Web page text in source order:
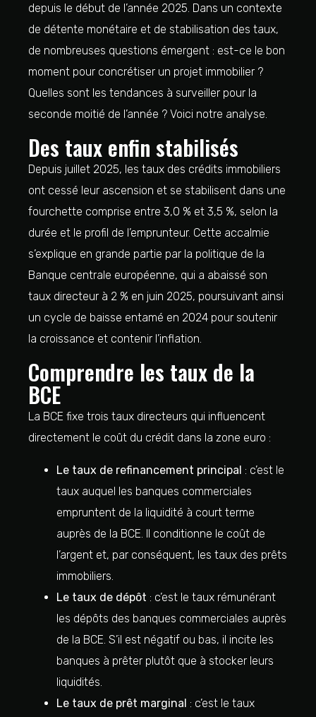
depuis le début de l’année 2025. Dans un contexte
de détente monétaire et de stabilisation des taux,
de nombreuses questions émergent : est-ce le bon
moment pour concrétiser un projet immobilier ?
Quelles sont les tendances à surveiller pour la
seconde moitié de l’année ? Voici notre analyse.
Des taux enfin stabilisés
Depuis juillet 2025, les taux des crédits immobiliers
ont cessé leur ascension et se stabilisent dans une
fourchette comprise entre 3,0 % et 3,5 %, selon la
durée et le profil de l’emprunteur. Cette accalmie
s’explique en grande partie par la politique de la
Banque centrale européenne, qui a abaissé son
taux directeur à 2 % en juin 2025, poursuivant ainsi
un cycle de baisse entamé en 2024 pour soutenir
la croissance et contenir l’inflation.
Comprendre les taux de la
BCE
La BCE fixe trois taux directeurs qui influencent
directement le coût du crédit dans la zone euro :
Le taux de refinancement principal : c’est le
taux auquel les banques commerciales
empruntent de la liquidité à court terme
auprès de la BCE. Il conditionne le coût de
l’argent et, par conséquent, les taux des prêts
immobiliers.
Le taux de dépôt : c’est le taux rémunérant
les dépôts des banques commerciales auprès
de la BCE. S’il est négatif ou bas, il incite les
banques à prêter plutôt que à stocker leurs
liquidités.
Le taux de prêt marginal : c’est le taux